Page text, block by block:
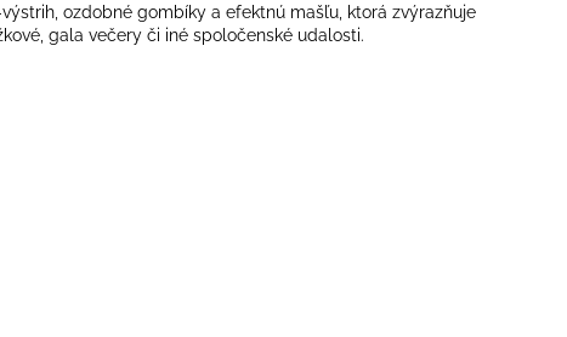
ozdobné gombíky a efektnú mašľu, ktorá zvýrazňuje
gala večery či iné spoločenské udalosti.